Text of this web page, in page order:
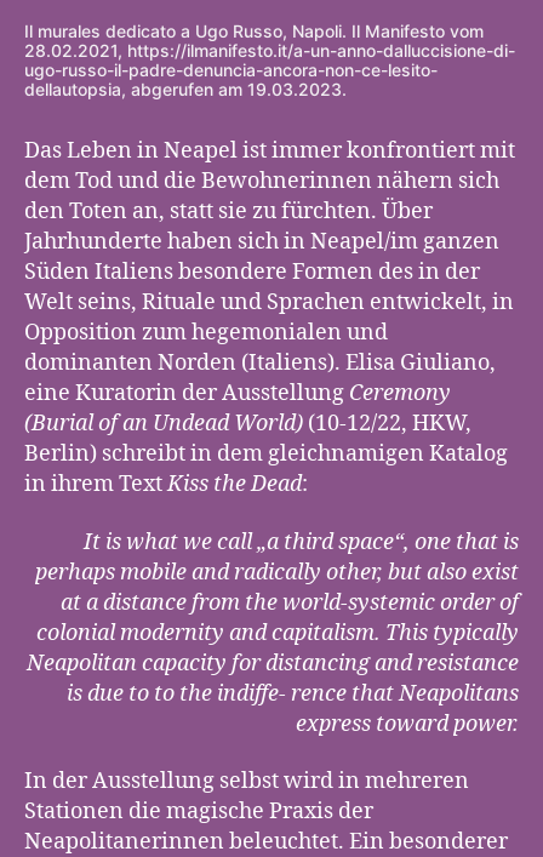
Il murales dedicato a Ugo Russo, Napoli. Il Manifesto vom
28.02.2021, https://ilmanifesto.it/a-un-anno-dalluccisione-di-
ugo-russo-il-padre-denuncia-ancora-non-ce-lesito-
dellautopsia, abgerufen am 19.03.2023.
Das Leben in Neapel ist immer konfrontiert mit
dem Tod und die Bewohnerinnen nähern sich
den Toten an, statt sie zu fürchten. Über
Jahrhunderte haben sich in Neapel/im ganzen
Süden Italiens besondere Formen des in der
Welt seins, Rituale und Sprachen entwickelt, in
Opposition zum hegemonialen und
dominanten Norden (Italiens). Elisa Giuliano,
eine Kuratorin der Ausstellung Ceremony
(Burial of an Undead World) (10-12/22, HKW,
Berlin) schreibt in dem gleichnamigen Katalog
in ihrem TextKiss the Dead:
It is what we call „a third space“, one that is
perhaps mobile and radically other, but also exist
at a distance from the world-systemic order of
colonial modernity and capitalism. This typically
Neapolitan capacity for distancing and resistance
is due to to the indiffe- rence that Neapolitans
express toward power.
In der Ausstellung selbst wird in mehreren
Stationen die magische Praxis der
Neapolitanerinnen beleuchtet. Ein besonderer